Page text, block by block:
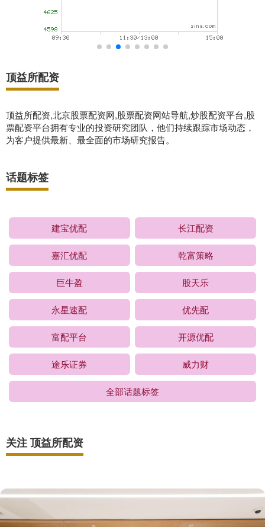
顶益所配资
顶益所配资,北京股票配资网,股票配资网站导航,炒股配资平台,股
票配资平台拥有专业的投资研究团队，他们持续跟踪市场动态，
为客户提供最新、最全面的市场研究报告。
话题标签
建宝优配 长江配资
嘉汇优配 乾富策略
巨牛盈 股天乐
永星速配 优先配
富配平台 开源优配
途乐证券 威力财
全部话题标签
关注 顶益所配资